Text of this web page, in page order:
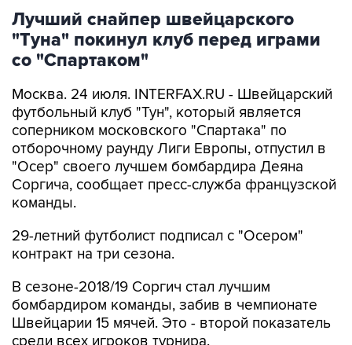
Лучший снайпер швейцарского
"Туна" покинул клуб перед играми
со "Спартаком"
Москва. 24 июля. INTERFAX.RU - Швейцарский
футбольный клуб "Тун", который является
соперником московского "Спартака" по
отборочному раунду Лиги Европы, отпустил в
"Осер" своего лучшем бомбардира Деяна
Соргича, сообщает пресс-служба французской
команды.
29-летний футболист подписал с "Осером"
контракт на три сезона.
В сезоне-2018/19 Соргич стал лучшим
бомбардиром команды, забив в чемпионате
Швейцарии 15 мячей. Это - второй показатель